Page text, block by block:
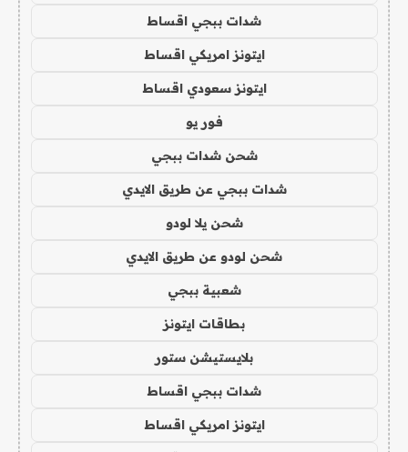
شدات ببجي اقساط
ايتونز امريكي اقساط
ايتونز سعودي اقساط
فور يو
شحن شدات ببجي
شدات ببجي عن طريق الايدي
شحن يلا لودو
شحن لودو عن طريق الايدي
شعبية ببجي
بطاقات ايتونز
بلايستيشن ستور
شدات ببجي اقساط
ايتونز امريكي اقساط